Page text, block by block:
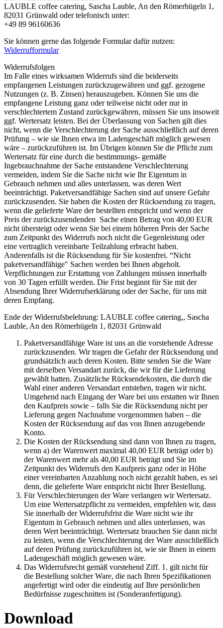
LAUBLE coffee catering, Sascha Lauble, An den Römerhügeln 1,
82031 Grünwald oder telefonisch unter:
+49 89 96160636
Sie können gerne das folgende Formular dafür nutzen:
Widerrufformular
Widerrufsfolgen
Im Falle eines wirksamen Widerrufs sind die beiderseits
empfangenen Leistungen zurückzugewähren und ggf. gezogene
Nutzungen (z. B. Zinsen) herauszugeben. Können Sie uns die
empfangene Leistung ganz oder teilweise nicht oder nur in
verschlechtertem Zustand zurückgewähren, müssen Sie uns insoweit
ggf. Wertersatz leisten. Bei der Überlassung von Sachen gilt dies
nicht, wenn die Verschlechterung der Sache ausschließlich auf deren
Prüfung – wie sie Ihnen etwa im Ladengeschäft möglich gewesen
wäre – zurückzuführen ist. Im Übrigen können Sie die Pflicht zum
Wertersatz für eine durch die bestimmungs- gemäße
Ingebrauchnahme der Sache entstandene Verschlechterung
vermeiden, indem Sie die Sache nicht wie Ihr Eigentum in
Gebrauch nehmen und alles unterlassen, was deren Wert
beeinträchtigt. Paketversandfähige Sachen sind auf unsere Gefahr
zurückzusenden. Sie haben die Kosten der Rücksendung zu tragen,
wenn die gelieferte Ware der bestellten entspricht und wenn der
Preis der zurückzusendenden Sache einen Betrag von 40,00 EUR
nicht übersteigt oder wenn Sie bei einem höheren Preis der Sache
zum Zeitpunkt des Widerrufs noch nicht die Gegenleistung oder
eine vertraglich vereinbarte Teilzahlung erbracht haben.
Anderenfalls ist die Rücksendung für Sie kostenfrei. “Nicht
paketversandfähige" Sachen werden bei Ihnen abgeholt.
Verpflichtungen zur Erstattung von Zahlungen müssen innerhalb
von 30 Tagen erfüllt werden. Die Frist beginnt für Sie mit der
Absendung Ihrer Widerrufserklärung oder der Sache, für uns mit
deren Empfang.
Ende der Widerrufsbelehrung: LAUBLE coffee catering,, Sascha
Lauble, An den Römerhügeln 1, 82031 Grünwald
Paketversandfähige Ware ist uns an die vorstehende Adresse
zurückzusenden. Wir tragen die Gefahr der Rücksendung und
grundsätzlich auch deren Kosten. Bitte senden Sie die Ware
mit derselben Versandart zurück, die wir für die Lieferung
gewählt hatten. Zusätzliche Rücksendekosten, die durch die
Wahl einer anderen Versandart entstehen, tragen wir nicht.
Umgehend nach Eingang der Ware bei uns erstatten wir Ihnen
den Kaufpreis sowie – falls Sie die Rücksendung nicht per
Lieferung gegen Nachnahme vorgenommen haben – die
Kosten der Rücksendung auf das von Ihnen anzugebende
Konto.
Die Kosten der Rücksendung sind dann von Ihnen zu tragen,
wenn a) der Warenwert maximal 40,00 EUR beträgt oder b)
der Warenwert mehr als 40,00 EUR beträgt und Sie im
Zeitpunkt des Widerrufs den Kaufpreis ganz oder in Höhe
einer vereinbarten Anzahlung noch nicht gezahlt haben, es sei
denn, die gelieferte Ware entspricht nicht Ihrer Bestellung.
Für Verschlechterungen der Ware verlangen wir Wertersatz.
Um eine Wertersatzpflicht zu vermeiden, empfehlen wir, dass
Sie innerhalb der Widerrufsfrist die Ware nicht wie ihr
Eigentum in Gebrauch nehmen und alles unterlassen, was
deren Wert beeinträchtigt. Wertersatz brauchen Sie dann nicht
zu leisten, wenn die Verschlechterung der Ware ausschließlich
auf deren Prüfung zurückzuführen ist, wie sie Ihnen in einem
Ladengeschäft möglich gewesen wäre.
Das Widerrufsrecht gemäß vorstehend Ziff. 1. gilt nicht für
die Bestellung solcher Ware, die nach Ihren Spezifikationen
angefertigt wird oder die eindeutig auf Ihre persönlichen
Bedürfnisse zugeschnitten ist (Sonderanfertigung).
Download